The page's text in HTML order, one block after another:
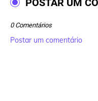
POSTAR UM
0 Comentários
Postar um comentário